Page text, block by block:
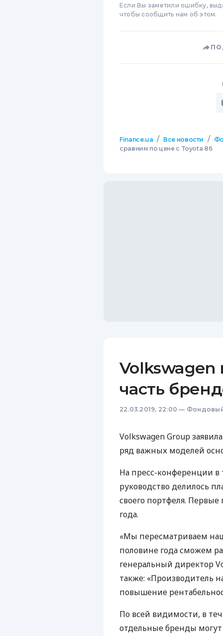
Если Вы заметили ошибку,
чтобы сообщить нам об этом.
Finance.ua / Все новости /
сравним по цене с Toyota 86
Volkswagen
часть
22.03.2019, 22:00 —
Volkswagen Group
ряд важных моделей
На пресс-конференции в
руководство делилось
своего портфеля.
года.
«Мы пересматриваем
половине года сможем
генеральный директор
также: «Производитель
повышение
По всей видимости, в
отдельные бренды